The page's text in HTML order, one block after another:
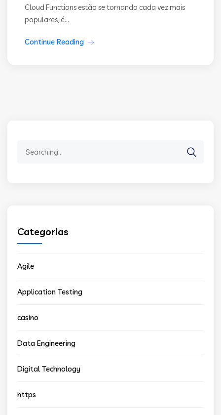
Cloud Functions estão se tornando cada vez mais
populares, é...
Continue Reading
Categorias
Agile
Application Testing
casino
Data Engineering
Digital Technology
https